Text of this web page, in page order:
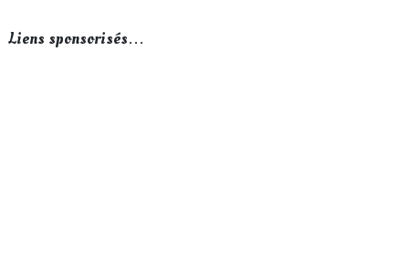
Liens sponsorisés…